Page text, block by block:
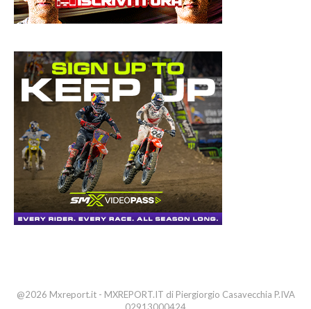
@2026 Mxreport.it - MXREPORT.IT di Piergiorgio Casavecchia P.IVA